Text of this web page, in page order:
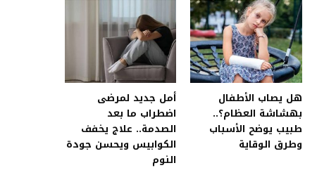
هل يصاب الأطفال
بهشاشة العظام؟..
طبيب يوضح الأسباب
وطرق الوقاية
أمل جديد لمرضى
اضطراب ما بعد
الصدمة.. علاج يخفف
الكوابيس ويحسن جودة
النوم